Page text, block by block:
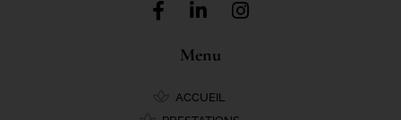
Menu
ACCUEIL